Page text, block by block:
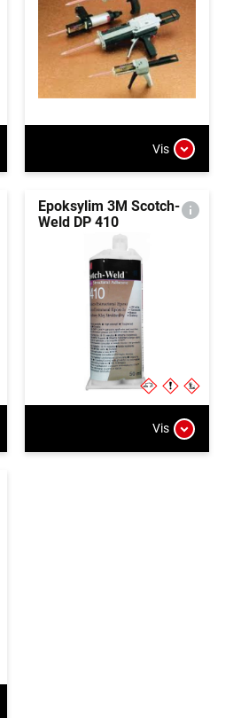
Vis
Epoksylim 3M Scotch-
Weld DP 410
Vis